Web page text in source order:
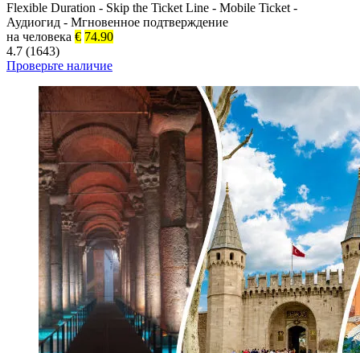
Flexible Duration - Skip the Ticket Line - Mobile Ticket -
Аудиогид - Мгновенное подтверждение
на человека € 74.90
4.7 (1643)
Проверьте наличие